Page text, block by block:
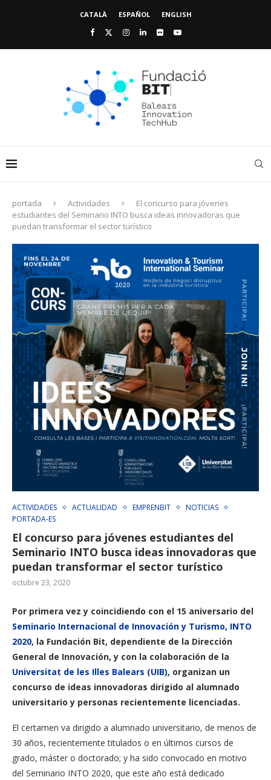
CATALÀ ESPAÑOL ENGLISH
portada Actividades
El concurso para jóvenes
estudiantes del Seminario INTO busca ideas innovadoras que
puedan transformar el sector turístico
ACTIVIDADES ACTUALIDAD EMPRENBIT
NOTICIAS
PORTADA-ES
El concurso para jóvenes estudiantes del
Seminario INTO busca ideas innovadoras que
puedan transformar el sector turístico
octubre 23, 2020
Por primera vez y coincidiendo con el 15 aniversario del
Seminario Internacional de Innovación y Turismo, INTO
2020, la Fundación Bit, dependiente de la Dirección
General de Innovación, y con la colaboración de la
Universitat de les Illes Balears (UIB), organizan un
concurso de ideas innovadoras dirigido al alumnado
universitario y personas recientemente licenciadas.
El certamen va dirigido a alumnado universitario, de menos de
30 años, recientemente titulados o en últimos cursos de
grado, máster o doctorado; y ha sido convocado en motivo
del Seminario INTO 2020, que este año está dedicado